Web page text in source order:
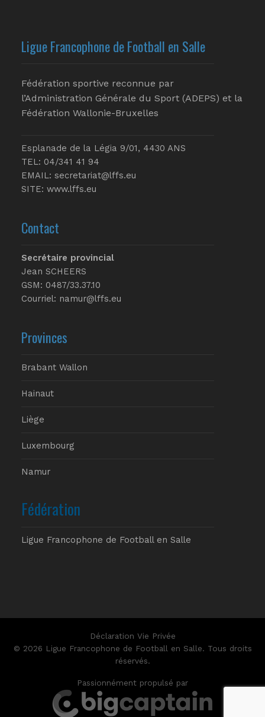
Ligue Francophone de Football en Salle
Fédération sportive reconnue par
l’Administration Générale du Sport (ADEPS) et la
Fédération Wallonie-Bruxelles
Esplanade de la Légia 9/01, 4430 ANS
TEL: 04/341 41 94
EMAIL: secretariat@lffs.eu
SITE: www.lffs.eu
Contact
Secrétaire provincial
Jean SCHEERS
GSM: 0487/33.37.10
Courriel: namur@lffs.eu
Provinces
Brabant Wallon
Hainaut
Liège
Luxembourg
Namur
Fédération
Ligue Francophone de Football en Salle
Déclaration Vie Privée
© 2026 Ligue Francophone de Football en Salle. Tous droits
réservés.
Passionnément propulsé par